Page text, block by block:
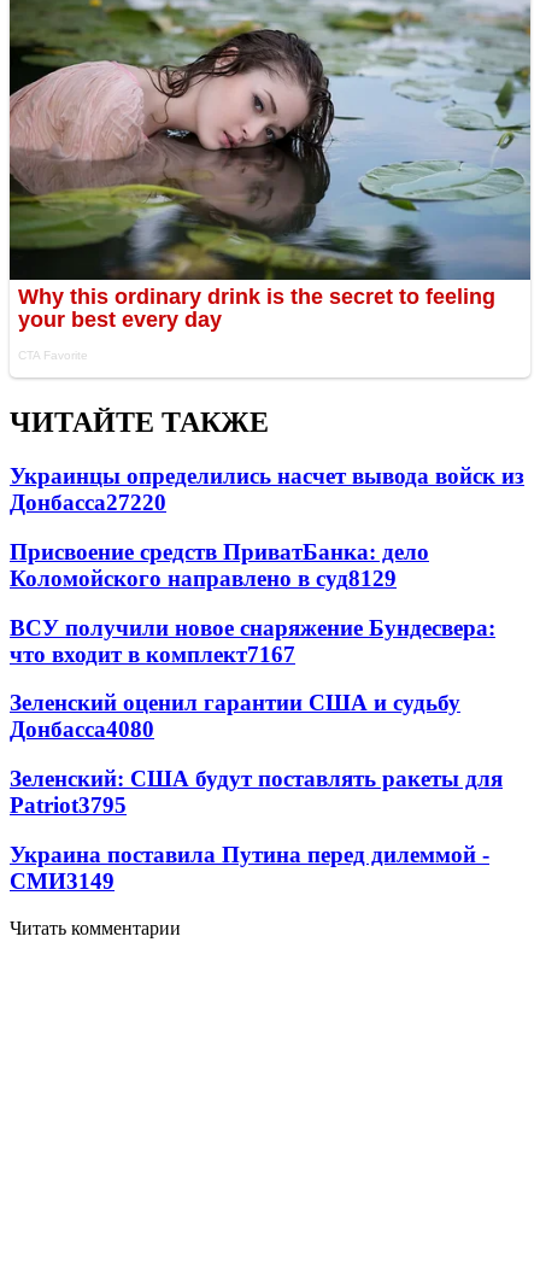
ЧИТАЙТЕ ТАКЖЕ
Украинцы определились насчет вывода войск из
Донбасса27220
Присвоение средств ПриватБанка: дело
Коломойского направлено в суд8129
ВСУ получили новое снаряжение Бундесвера:
что входит в комплект7167
Зеленский оценил гарантии США и судьбу
Донбасса4080
Зеленский: США будут поставлять ракеты для
Patriot3795
Украина поставила Путина перед дилеммой -
СМИ3149
Читать комментарии